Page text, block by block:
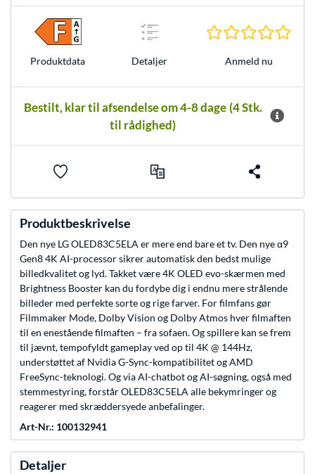
Produkt­data Detaljer Anmeld nu
Bestilt, klar til afsendelse om 4-8 dage (4 Stk.
til rådighed)
Produktbeskrivelse
Den nye LG OLED83C5ELA er mere end bare et tv. Den nye α9
Gen8 4K AI-processor sikrer automatisk den bedst mulige
billedkvalitet og lyd. Takket være 4K OLED evo-skærmen med
Brightness Booster kan du fordybe dig i endnu mere strålende
billeder med perfekte sorte og rige farver. For filmfans gør
Filmmaker Mode, Dolby Vision og Dolby Atmos hver filmaften
til en enestående filmaften – fra sofaen. Og spillere kan se frem
til jævnt, tempofyldt gameplay ved op til 4K @ 144Hz,
understøttet af Nvidia G-Sync-kompatibilitet og AMD
FreeSync-teknologi. Og via AI-chatbot og AI-søgning, også med
stemmestyring, forstår OLED83C5ELA alle bekymringer og
reagerer med skræddersyede anbefalinger.
Art-Nr.: 100132941
Detaljer